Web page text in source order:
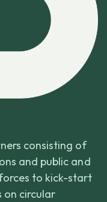
consisting of
and public and
to kick-start
on circular